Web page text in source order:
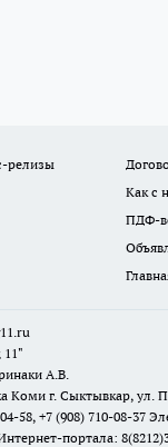
релизы
Как с
ПДФ-
А.В.
Коми г. Сыктывкар, ул.
58, +7 (908) 710-08-37
портала: